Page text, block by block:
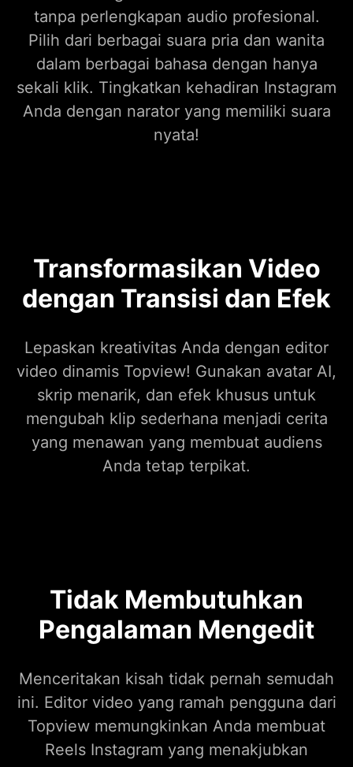
tanpa perlengkapan audio profesional.
Pilih dari berbagai suara pria dan wanita
dalam berbagai bahasa dengan hanya
sekali klik. Tingkatkan kehadiran Instagram
Anda dengan narator yang memiliki suara
nyata!
Transformasikan Video
dengan Transisi dan Efek
Lepaskan kreativitas Anda dengan editor
video dinamis Topview! Gunakan avatar AI,
skrip menarik, dan efek khusus untuk
mengubah klip sederhana menjadi cerita
yang menawan yang membuat audiens
Anda tetap terpikat.
Tidak Membutuhkan
Pengalaman Mengedit
Menceritakan kisah tidak pernah semudah
ini. Editor video yang ramah pengguna dari
Topview memungkinkan Anda membuat
Reels Instagram yang menakjubkan